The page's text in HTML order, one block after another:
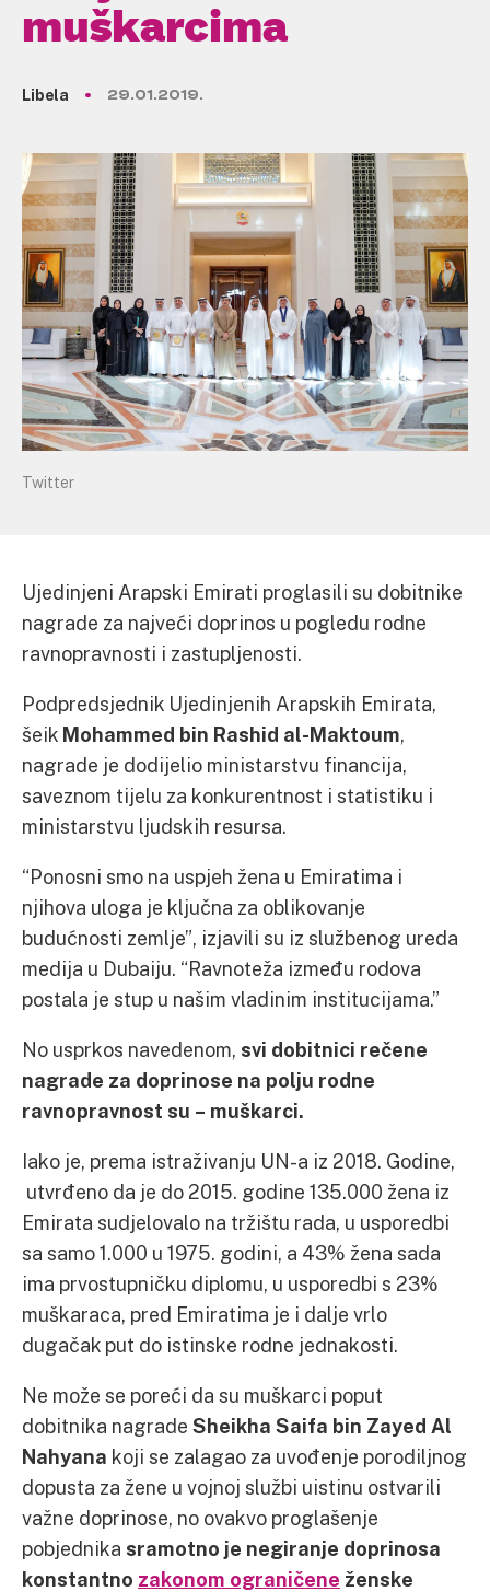
muškarcima
Libela 29.01.2019.
Twitter
Ujedinjeni Arapski Emirati proglasili su dobitnike
nagrade za najveći doprinos u pogledu rodne
ravnopravnosti i zastupljenosti.
Podpredsjednik Ujedinjenih Arapskih Emirata,
šeik Mohammed bin Rashid al-Maktoum,
nagrade je dodijelio ministarstvu financija,
saveznom tijelu za konkurentnost i statistiku i
ministarstvu ljudskih resursa.
“Ponosni smo na uspjeh žena u Emiratima i
njihova uloga je ključna za oblikovanje
budućnosti zemlje”, izjavili su iz službenog ureda
medija u Dubaiju. “Ravnoteža između rodova
postala je stup u našim vladinim institucijama.”
No usprkos navedenom, svi dobitnici rečene
nagrade za doprinose na polju rodne
ravnopravnost su – muškarci.
Iako je, prema istraživanju UN-a iz 2018. Godine,
utvrđeno da je do 2015. godine 135.000 žena iz
Emirata sudjelovalo na tržištu rada, u usporedbi
sa samo 1.000 u 1975. godini, a 43% žena sada
ima prvostupničku diplomu, u usporedbi s 23%
muškaraca, pred Emiratima je i dalje vrlo
dugačak put do istinske rodne jednakosti.
Ne može se poreći da su muškarci poput
dobitnika nagrade Sheikha Saifa bin Zayed Al
Nahyana koji se zalagao za uvođenje porodiljnog
dopusta za žene u vojnoj službi uistinu ostvarili
važne doprinose, no ovakvo proglašenje
pobjednika sramotno je negiranje doprinosa
konstantno zakonom ograničene ženske